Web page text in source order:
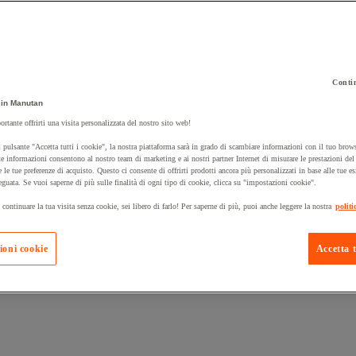
un prodotto:
Manutan Expert
Prodotti in
Manutan
offrirti una visita personalizzata del nostro sito web!
pulsante "Accetta tutti i cookie", la nostra piattaforma sarà in grado di scambiare informazioni con il tuo
informazioni consentono al nostro team di marketing e ai nostri partner Internet di misurare le prestazioni
le tue preferenze di acquisto. Questo ci consente di offrirti prodotti ancora più personalizzati in base alle tue
Se vuoi saperne di più sulle finalità di ogni tipo di cookie, clicca su "impostazioni cookie".
la tua visita senza cookie, sei libero di farlo! Per saperne di più, puoi anche leggere la nostra
Accetta
cookie